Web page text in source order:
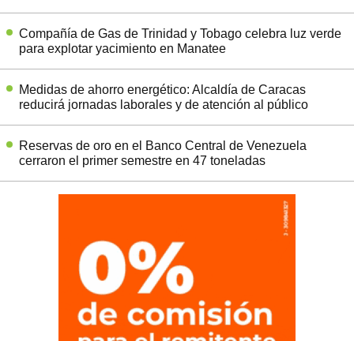
Compañía de Gas de Trinidad y Tobago celebra luz verde
para explotar yacimiento en Manatee
Medidas de ahorro energético: Alcaldía de Caracas
reducirá jornadas laborales y de atención al público
Reservas de oro en el Banco Central de Venezuela
cerraron el primer semestre en 47 toneladas